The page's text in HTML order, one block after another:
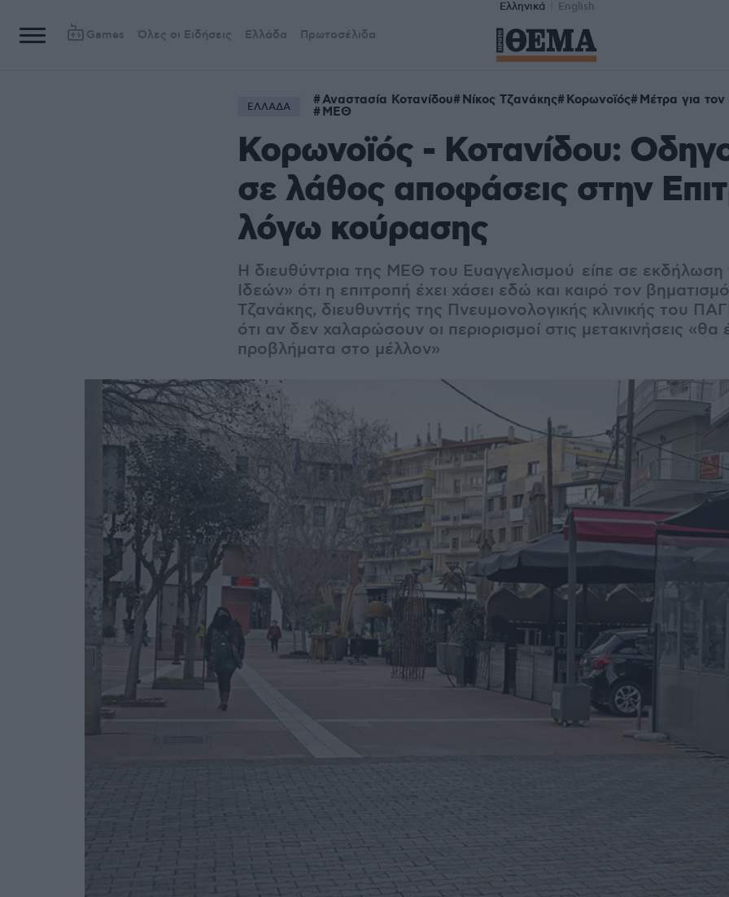
Ελληνικά English
Games Όλες οι Ειδήσεις Ελλάδα Πρωτοσέλιδα
ΕΛΛΑΔΑ Αναστασία Κοτανίδου Νίκος Τζανάκης Κορωνοϊός Μέτρα για
ΜΕΘ
Κορωνοϊός - Κοτανίδου:
σε λάθος αποφάσεις στην
λόγω κούρασης
Η διευθύντρια της ΜΕΘ του Ευαγγελισμού είπε σε
Ιδεών» ότι η επιτροπή έχει χάσει εδώ και καιρό τον
Τζανάκης, διευθυντής της Πνευμονολογικής κλινικής του
ότι αν δεν χαλαρώσουν οι περιορισμοί στις μετακινήσεις
προβλήματα στο μέλλον»